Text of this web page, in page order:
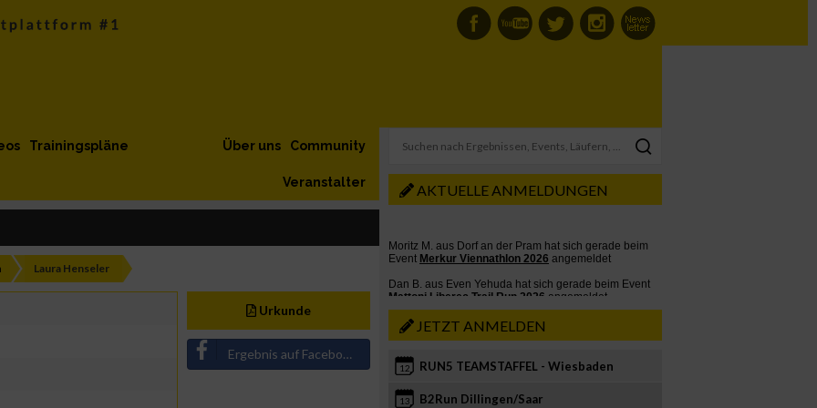
Trainingspläne Community
Über uns
Veranstalter
Laura Henseler
Urkunde
Ergebnis auf Facebook teilen
AKTUELLE ANMELDUNGEN
JETZT ANMELDEN
12 RUN5 TEAMSTAFFEL - Wiesbaden
13 B2Run Dillingen/Saar